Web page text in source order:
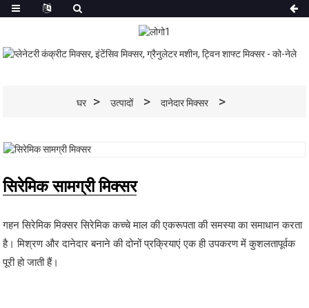
घर उत्पादों दानेदार मिक्सर
सिरेमिक सामग्री मिक्सर
गहन सिरेमिक मिक्सर सिरेमिक कच्चे माल की एकरूपता की समस्या का समाधान करता
है। मिश्रण और दानेदार बनाने की दोनों प्रक्रियाएं एक ही उपकरण में कुशलतापूर्वक
पूरी हो जाती हैं।